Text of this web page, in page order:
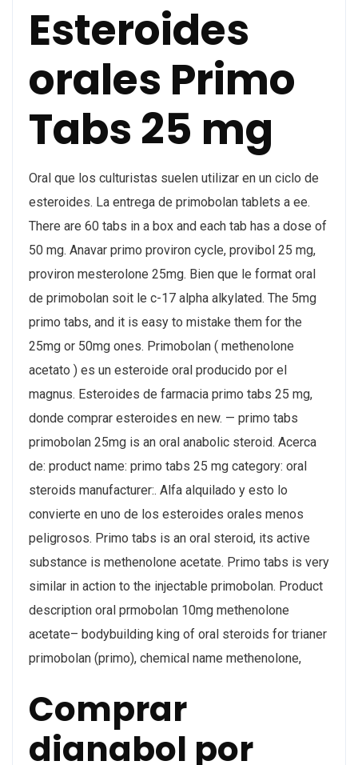
Esteroides
orales Primo
Tabs 25 mg
Oral que los culturistas suelen utilizar en un ciclo de
esteroides. La entrega de primobolan tablets a ee.
There are 60 tabs in a box and each tab has a dose of
50 mg. Anavar primo proviron cycle, provibol 25 mg,
proviron mesterolone 25mg. Bien que le format oral
de primobolan soit le c-17 alpha alkylated. The 5mg
primo tabs, and it is easy to mistake them for the
25mg or 50mg ones. Primobolan ( methenolone
acetato ) es un esteroide oral producido por el
magnus. Esteroides de farmacia primo tabs 25 mg,
donde comprar esteroides en new. — primo tabs
primobolan 25mg is an oral anabolic steroid. Acerca
de: product name: primo tabs 25 mg category: oral
steroids manufacturer:. Alfa alquilado y esto lo
convierte en uno de los esteroides orales menos
peligrosos. Primo tabs is an oral steroid, its active
substance is methenolone acetate. Primo tabs is very
similar in action to the injectable primobolan. Product
description oral prmobolan 10mg methenolone
acetate– bodybuilding king of oral steroids for trianer
primobolan (primo), chemical name methenolone,
Comprar
dianabol por